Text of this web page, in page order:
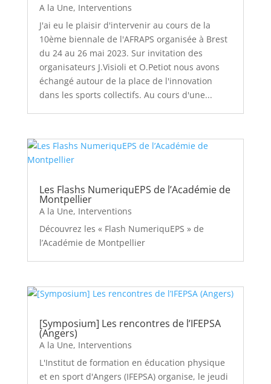
A la Une, Interventions
J'ai eu le plaisir d'intervenir au cours de la
10ème biennale de l'AFRAPS organisée à Brest
du 24 au 26 mai 2023. Sur invitation des
organisateurs J.Visioli et O.Petiot nous avons
échangé autour de la place de l'innovation
dans les sports collectifs. Au cours d'une...
Les Flashs NumeriquEPS de l’Académie de
Montpellier
A la Une, Interventions
Découvrez les « Flash NumeriquEPS » de
l’Académie de Montpellier
[Symposium] Les rencontres de l’IFEPSA
(Angers)
A la Une, Interventions
L'Institut de formation en éducation physique
et en sport d'Angers (IFEPSA) organise, le jeudi